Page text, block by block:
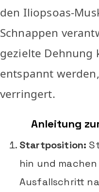
den Iliopsoas-
Schnappen
gezielte Dehnung
entspannt
verringert.
Anleitung
Startposition:
hin und
Ausfallschritt